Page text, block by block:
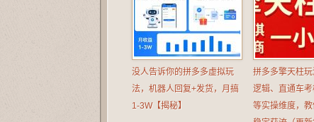
没人告诉你的拼多多虚拟玩
法，机器人回复+发货，月搞
1-3W【揭秘】
拼多多擎天柱
逻辑、直通车
等实操维度，